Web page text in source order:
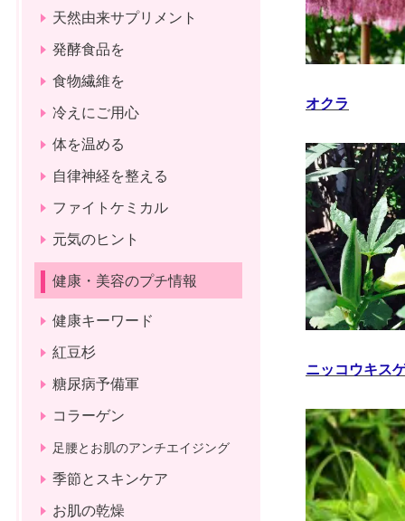
オクラ
ニッコウキス
天然由来サプリメント
発酵食品を
食物繊維を
冷えにご用心
体を温める
自律神経を整える
ファイトケミカル
元気のヒント
健康・美容のプチ情報
健康キーワード
紅豆杉
糖尿病予備軍
コラーゲン
足腰とお肌のアンチエイジング
季節とスキンケア
お肌の乾燥